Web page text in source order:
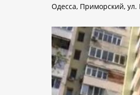
Одесса, Приморский,